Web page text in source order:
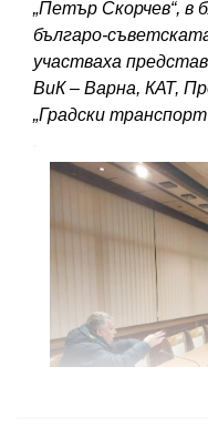
„Петър Скорчев“, в
българо-
участваха
ВиК – Варна, КАТ,
„Градски